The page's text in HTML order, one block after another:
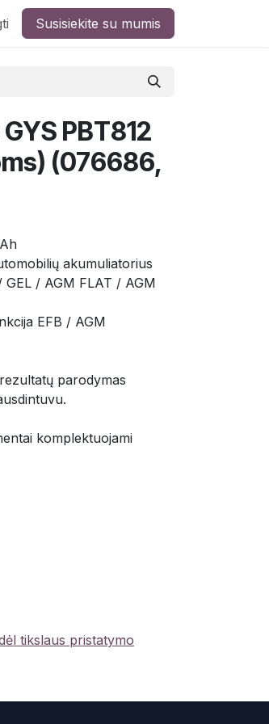
Susisiekite su mumis
PBT812
(076686,
akumuliatorius
/ AGM FLAT / AGM
EFB / AGM
parodymas
komplektuojami
tikslaus pristatymo